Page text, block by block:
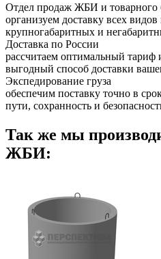
Отдел продаж ЖБИ и товарного
организуем доставку всех
крупногабаритных и
Доставка по России
рассчитаем оптимальный тариф
выгодный способ доставки
Экспедирование груза
обеспечим поставку точно в
пути, сохранность и
Так же мы
ЖБИ: